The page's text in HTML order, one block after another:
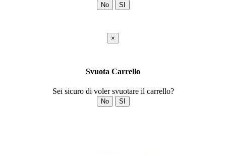
No SI
×
Svuota Carrello
Sei sicuro di voler svuotare il carrello?
No SI